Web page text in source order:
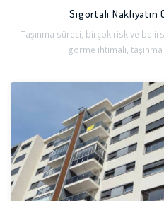
Sigortalı Nakliyatın
Taşınma süreci, birçok risk ve
görme ihtimali,